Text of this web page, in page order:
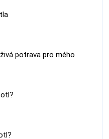
potrava pro mého